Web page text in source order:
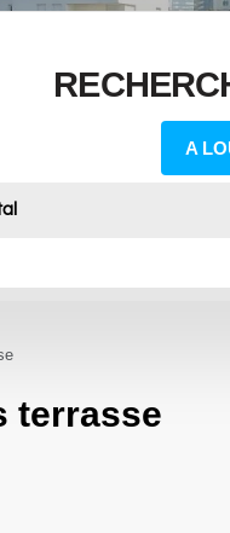
A
terrasse